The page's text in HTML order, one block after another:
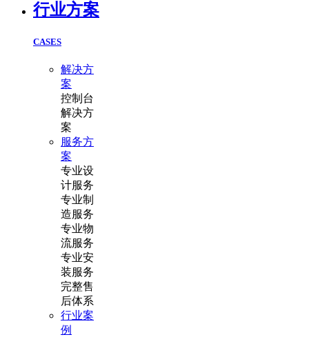
行业方案
CASES
解决方
案
控制台
解决方
案
服务方
案
专业设
计服务
专业制
造服务
专业物
流服务
专业安
装服务
完整售
后体系
行业案
例